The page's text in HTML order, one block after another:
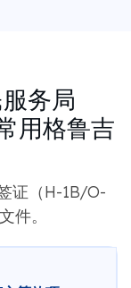
务局
用格鲁吉
证（H-1B/O-
件。